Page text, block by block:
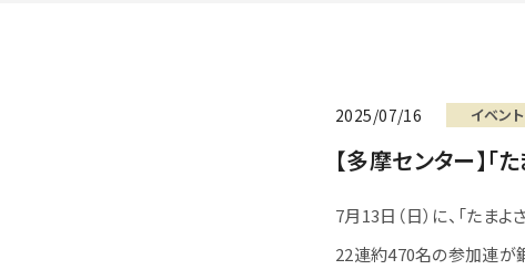
2025/07/16 イベン
【多摩センター】「
7月13日（日）に、「たま
22連約470名の参加連が